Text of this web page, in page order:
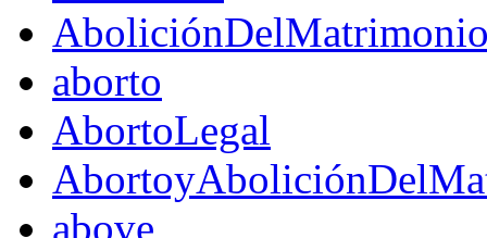
aborto
AbortoLegal
above